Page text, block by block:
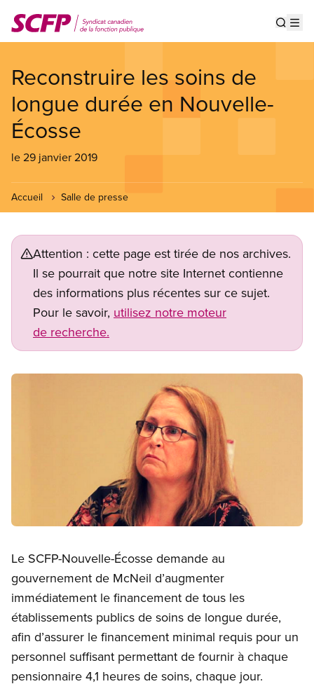
au
contenu
Reconstruire les soins de
longue durée en Nouvelle-
Écosse
le 29 janvier 2019
Accueil Salle de presse
Attention : cette page est tirée de nos archives.
Il se pourrait que notre site Internet contienne
des informations plus récentes sur ce sujet.
Pour le savoir, utilisez notre moteur
de recherche.
Image
Le SCFP-Nouvelle-Écosse demande au
gouvernement de McNeil d’augmenter
immédiatement le financement de tous les
établissements publics de soins de longue durée,
afin d’assurer le financement minimal requis pour un
personnel suffisant permettant de fournir à chaque
pensionnaire 4,1 heures de soins, chaque jour.